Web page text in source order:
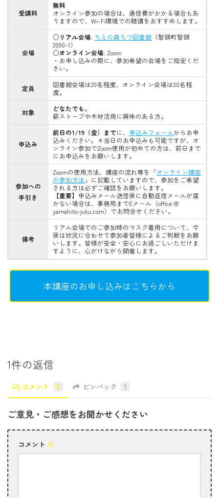
受講料
無料
オンライン参加の場合は、通信費がかかる場合もあ
りますので、Wi-Fi環境での聴講をおすすめします。
会場
○ リアル会場: ちえの森ちづ図書館（智頭町智頭
2090-1）
○オンライン会場: Zoom
・お申し込みの際に、参加希望の会場をご指定くだ
さい。
定員
図書館会場は20名程度、オンライン会場は30名程
度。
対象 どなたでも。
薪ストーブや木材活用に興味のある方。
申込み
前日の1/19（金）までに、 申込みフォームからお申
込みください。＊当日のお申込みも可能ですが、オ
ンライン参加でZoom使用が初めての方は、前日まで
にお申込みをお願いします。
参加への
手引き
Zoomの使用方法、講座の流れ等を「オンライン講座
の参加方法 」に記載していますので、参加をご希望
される方は必ずご確認をお願いします。
【重要】 申込みメール送信後に自動返信メールが届
かない場合は、事務局までEメール（office @
yamahito-juku.com）でお問合せください。
備考
リアル会場でのご参加時のマスク着用について、今
後は状況に合わせて参加者皆様によるご判断をお願
いします。皆様が安全・安心にお過ごしいただけま
すように、心がけながら開催します。
本講座のお申し込みはこちらから
1件の返信
コメント 0 ピンバック 1
ご意見・ご感想をお聞かせください
コメント ※